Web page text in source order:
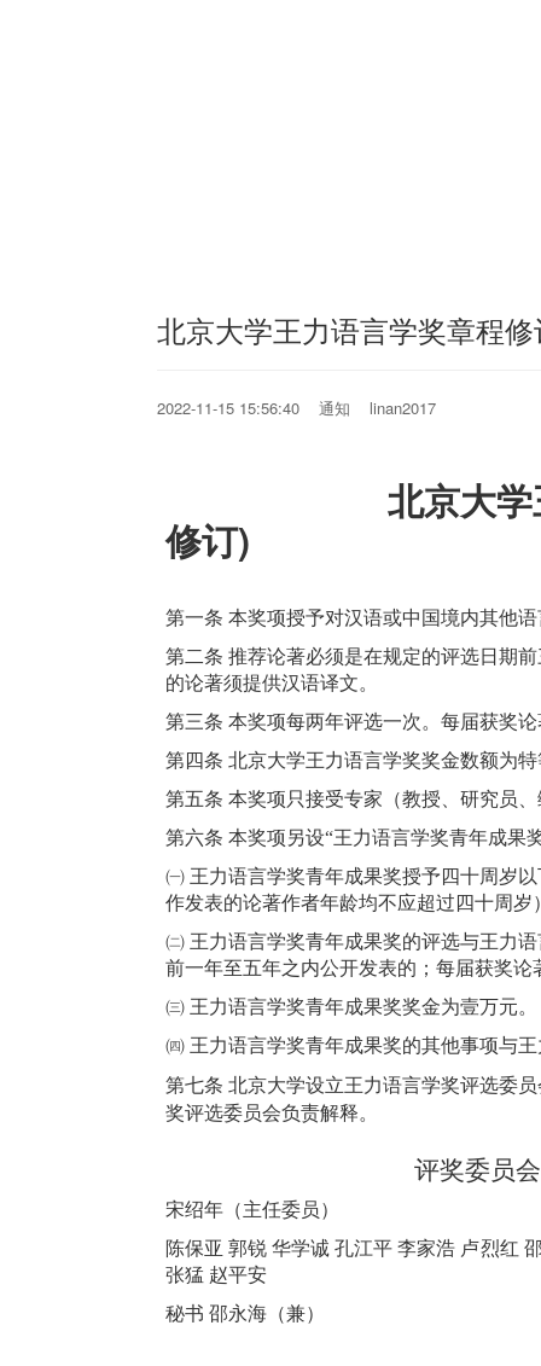
北京大学王力语言学奖章程
2022-11-15 15:56:40 通知 linan2017
北京大学王力
修订)
第一条 本奖项授予对汉语或中国境内其他
第二条 推荐论著必须是在规定的评选日期
的论著须提供汉语译文。
第三条 本奖项每两年评选一次。每届获奖
第四条 北京大学王力语言学奖奖金数额为
第五条 本奖项只接受专家（教授、研究员
第六条 本奖项另设“王力语言学奖青年成果
㈠ 王力语言学奖青年成果奖授予四十周岁
作发表的论著作者年龄均不应超过四十周岁
㈡ 王力语言学奖青年成果奖的评选与王力
前一年至五年之内公开发表的；每届获奖论
㈢ 王力语言学奖青年成果奖奖金为壹万元。
㈣ 王力语言学奖青年成果奖的其他事项与
第七条 北京大学设立王力语言学奖评选委
奖评选委员会负责解释。
评奖委员
宋绍年（主任委员）
陈保亚 郭锐 华学诚 孔江平 李家浩 卢烈红
张猛 赵平安
秘书 邵永海（兼）